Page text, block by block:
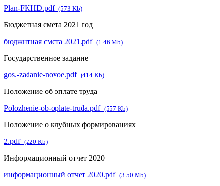
Plan-FKHD.pdf (573 Kb)
Бюджетная смета 2021 год
бюджнтная смета 2021.pdf (1.46 Mb)
Государственное задание
gos.-zadanie-novoe.pdf (414 Kb)
Положение об оплате труда
Polozhenie-ob-oplate-truda.pdf (557 Kb)
Положение о клубных формированиях
2.pdf (220 Kb)
Информационный отчет 2020
информационный отчет 2020.pdf (3.50 Mb)